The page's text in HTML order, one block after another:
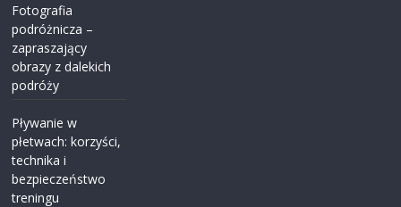
Fotografia
podróżnicza –
zapraszający
obrazy z dalekich
podróży
Pływanie w
płetwach: korzyści,
technika i
bezpieczeństwo
treningu